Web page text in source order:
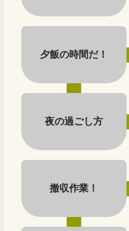
夕飯の時間だ！
夜の過ごし方
撤収作業！